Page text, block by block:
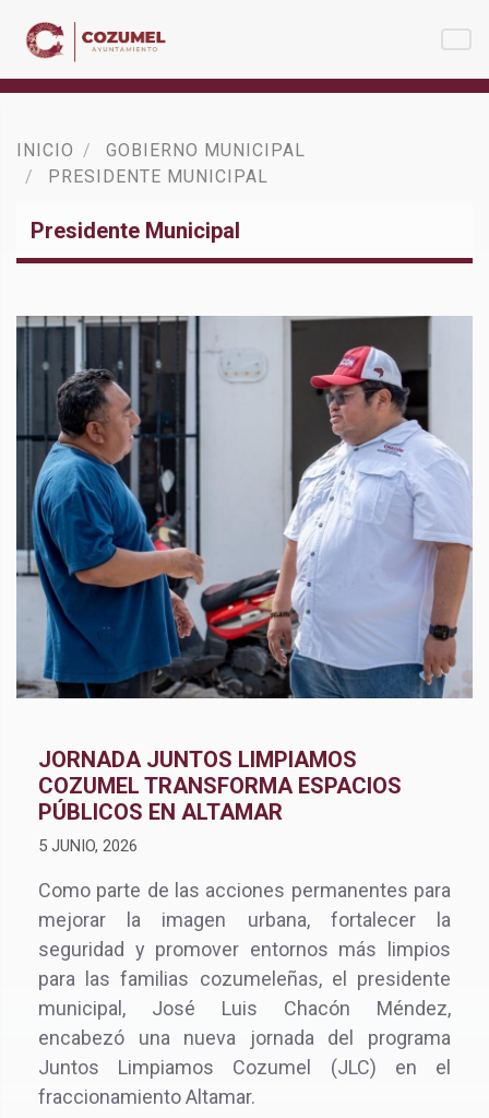
INICIO
GOBIERNO MUNICIPAL
PRESIDENTE MUNICIPAL
Presidente Municipal
JORNADA JUNTOS LIMPIAMOS
COZUMEL TRANSFORMA ESPACIOS
PÚBLICOS EN ALTAMAR
5 JUNIO, 2026
Como parte de las acciones permanentes para
mejorar la imagen urbana, fortalecer la
seguridad y promover entornos más limpios
para las familias cozumeleñas, el presidente
municipal, José Luis Chacón Méndez,
encabezó una nueva jornada del programa
Juntos Limpiamos Cozumel (JLC) en el
fraccionamiento Altamar.